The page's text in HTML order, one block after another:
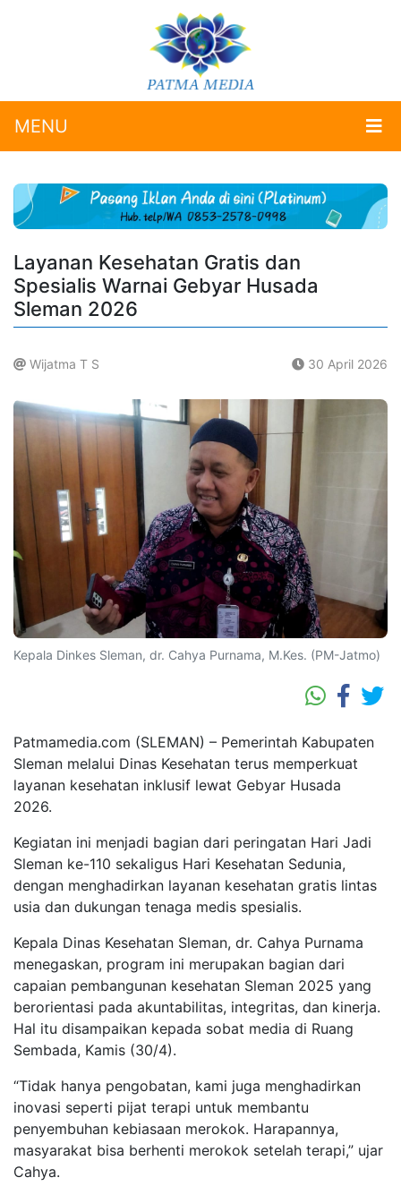
MENU
Layanan Kesehatan Gratis dan
Spesialis Warnai Gebyar Husada
Sleman 2026
Wijatma T S 30 April 2026
Kepala Dinkes Sleman, dr. Cahya Purnama, M.Kes. (PM-Jatmo)
Patmamedia.com (SLEMAN) – Pemerintah Kabupaten
Sleman melalui Dinas Kesehatan terus memperkuat
layanan kesehatan inklusif lewat Gebyar Husada
2026.
Kegiatan ini menjadi bagian dari peringatan Hari Jadi
Sleman ke-110 sekaligus Hari Kesehatan Sedunia,
dengan menghadirkan layanan kesehatan gratis lintas
usia dan dukungan tenaga medis spesialis.
Kepala Dinas Kesehatan Sleman, dr. Cahya Purnama
menegaskan, program ini merupakan bagian dari
capaian pembangunan kesehatan Sleman 2025 yang
berorientasi pada akuntabilitas, integritas, dan kinerja.
Hal itu disampaikan kepada sobat media di Ruang
Sembada, Kamis (30/4).
“Tidak hanya pengobatan, kami juga menghadirkan
inovasi seperti pijat terapi untuk membantu
penyembuhan kebiasaan merokok. Harapannya,
masyarakat bisa berhenti merokok setelah terapi,” ujar
Cahya.